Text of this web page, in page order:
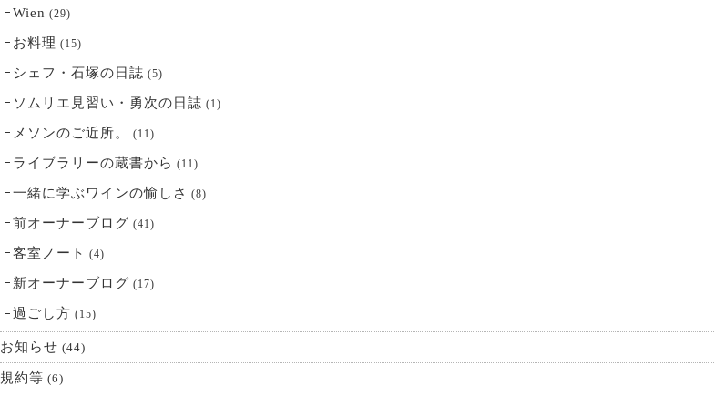
Wien (29)
お料理 (15)
シェフ・石塚の日誌 (5)
ソムリエ見習い・勇次の日誌 (1)
メソンのご近所。 (11)
ライブラリーの蔵書から (11)
一緒に学ぶワインの愉しさ (8)
前オーナーブログ (41)
客室ノート (4)
新オーナーブログ (17)
過ごし方 (15)
お知らせ (44)
規約等 (6)